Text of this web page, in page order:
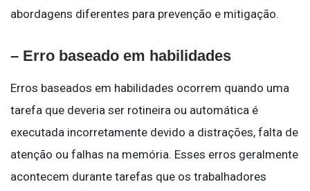
abordagens diferentes para prevenção e mitigação.
– Erro baseado em habilidades
Erros baseados em habilidades ocorrem quando uma
tarefa que deveria ser rotineira ou automática é
executada incorretamente devido a distrações, falta de
atenção ou falhas na memória. Esses erros geralmente
acontecem durante tarefas que os trabalhadores